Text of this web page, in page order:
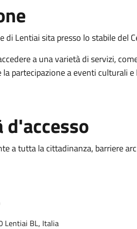
di Lentiai sita presso lo stabile del
a una varietà di servizi,
partecipazione a eventi culturali
a tutta la cittadinanza, barriere
Lentiai BL, Italia